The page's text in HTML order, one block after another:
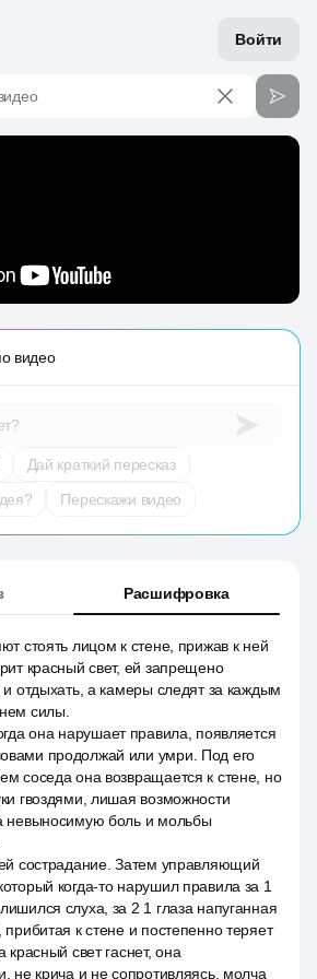
Войти
видео
Дай краткий пересказ
Перескажи видео
Расшифровка
стоять лицом к стене, прижав к ней
красный свет, ей запрещено
и отдыхать, а камеры следят за каждым
силы.
она нарушает правила, появляется
продолжай или умри. Под его
соседа она возвращается к стене, но
гвоздями, лишая возможности
невыносимую боль и мольбы
сострадание. Затем управляющий
когда-то нарушил правила за 1
слуха, за 2 1 глаза напуганная
прибитая к стене и постепенно теряет
красный свет гаснет, она
не крича и не сопротивляясь, молча